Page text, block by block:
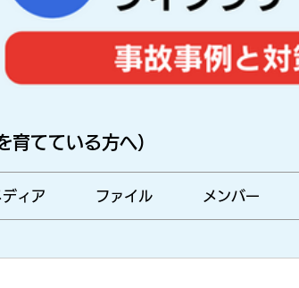
育てている方へ）
ディア ファイル メンバー